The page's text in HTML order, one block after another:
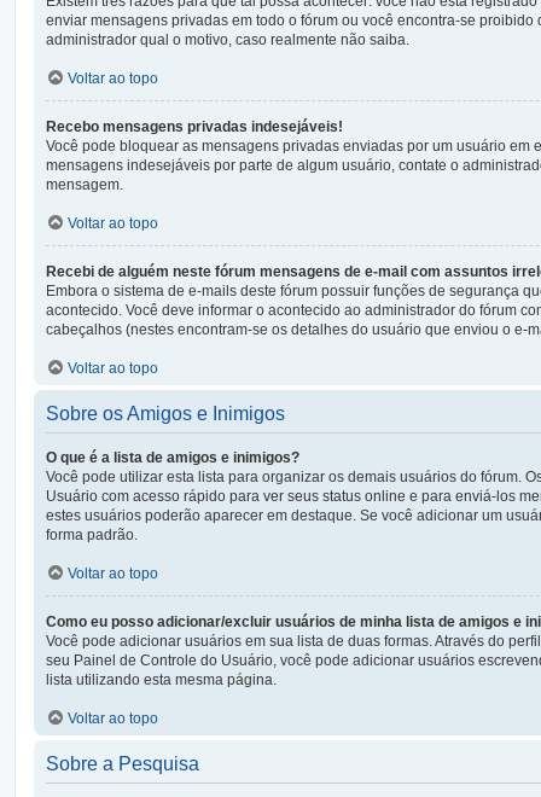
enviar mensagens privadas em todo o fórum ou você encontra-se
administrador qual o motivo, caso realmente não saiba.
Voltar ao topo
Recebo mensagens privadas indesejáveis!
Você pode bloquear as mensagens privadas enviadas por um usuário
mensagens indesejáveis por parte de algum usuário, contate o
mensagem.
Voltar ao topo
Recebi de alguém neste fórum mensagens de e-mail com assuntos
Embora o sistema de e-mails deste fórum possuir funções de segurança
acontecido. Você deve informar o acontecido ao administrador do fórum
cabeçalhos (nestes encontram-se os detalhes do usuário que enviou o e-
Voltar ao topo
Sobre os Amigos e Inimigos
O que é a lista de amigos e inimigos?
Você pode utilizar esta lista para organizar os demais usuários do fórum.
Usuário com acesso rápido para ver seus status online e para enviá-los
estes usuários poderão aparecer em destaque. Se você adicionar um
forma padrão.
Voltar ao topo
Como eu posso adicionar/excluir usuários de minha lista de amigos e
Você pode adicionar usuários em sua lista de duas formas. Através do
seu Painel de Controle do Usuário, você pode adicionar usuários
lista utilizando esta mesma página.
Voltar ao topo
Sobre a Pesquisa